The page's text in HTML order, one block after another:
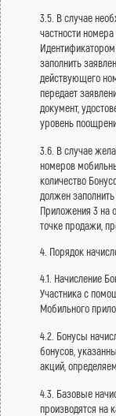
3.5. В случае
частности
заполнить
действующего
передает
документ,
уровень
3.6. В случае
номеров
количество
должен
Приложения 3 на
точке продажи,
4. Порядок
4.1. Начисление
Участника с
Мобильного
4.2. Бонусы
бонусов,
акций,
4.3. Базовые
производятся на